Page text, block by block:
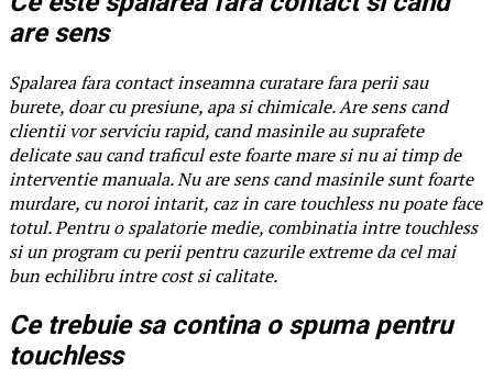
are sens
Spalarea fara contact inseamna curatare fara perii sau
burete, doar cu presiune, apa si chimicale. Are sens cand
clientii vor serviciu rapid, cand masinile au suprafete
delicate sau cand traficul este foarte mare si nu ai timp de
interventie manuala. Nu are sens cand masinile sunt foarte
murdare, cu noroi intarit, caz in care touchless nu poate face
totul. Pentru o spalatorie medie, combinatia intre touchless
si un program cu perii pentru cazurile extreme da cel mai
bun echilibru intre cost si calitate.
Ce trebuie sa contina o spuma pentru
touchless